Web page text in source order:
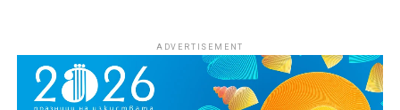
ADVERTISEMENT